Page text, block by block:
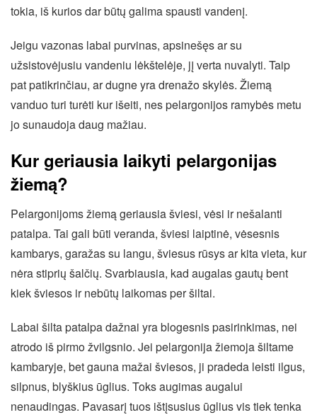
tokia, iš kurios dar būtų galima spausti vandenį.
Jeigu vazonas labai purvinas, apsinešęs ar su
užsistovėjusiu vandeniu lėkštelėje, jį verta nuvalyti. Taip
pat patikrinčiau, ar dugne yra drenažo skylės. Žiemą
vanduo turi turėti kur išeiti, nes pelargonijos ramybės metu
jo sunaudoja daug mažiau.
Kur geriausia laikyti pelargonijas
žiemą?
Pelargonijoms žiemą geriausia šviesi, vėsi ir nešalanti
patalpa. Tai gali būti veranda, šviesi laiptinė, vėsesnis
kambarys, garažas su langu, šviesus rūsys ar kita vieta, kur
nėra stiprių šalčių. Svarbiausia, kad augalas gautų bent
kiek šviesos ir nebūtų laikomas per šiltai.
Labai šilta patalpa dažnai yra blogesnis pasirinkimas, nei
atrodo iš pirmo žvilgsnio. Jei pelargonija žiemoja šiltame
kambaryje, bet gauna mažai šviesos, ji pradeda leisti ilgus,
silpnus, blyškius ūglius. Toks augimas augalui
nenaudingas. Pavasarį tuos ištįsusius ūglius vis tiek tenka